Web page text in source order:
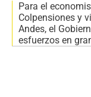
Para el
Colpensiones y
Andes, el
esfuerzos en